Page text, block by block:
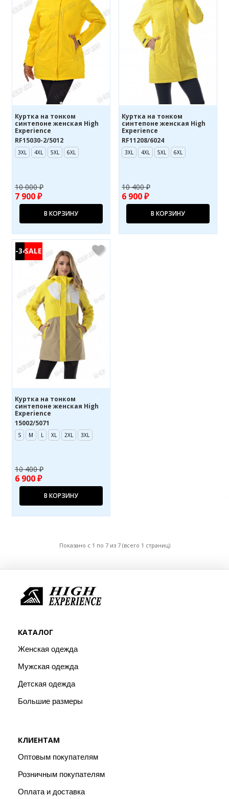
Куртка на тонком
синтепоне женская High
Experience
RF15030-2/5012
3XL 4XL 5XL 6XL
10 000 ₽
7 900 ₽
В КОРЗИНУ
Куртка на тонком
синтепоне женская High
Experience
RF11208/6024
3XL 4XL 5XL 6XL
10 400 ₽
6 900 ₽
В КОРЗИНУ
-34%
Куртка на тонком
синтепоне женская High
Experience
15002/5071
S M L XL 2XL 3XL
10 400 ₽
6 900 ₽
В КОРЗИНУ
Показано с 1 по 7 из 7 (всего 1 страниц)
КАТАЛОГ
Женская одежда
Мужская одежда
Детская одежда
Большие размеры
КЛИЕНТАМ
Оптовым покупателям
Розничным покупателям
Оплата и доставка